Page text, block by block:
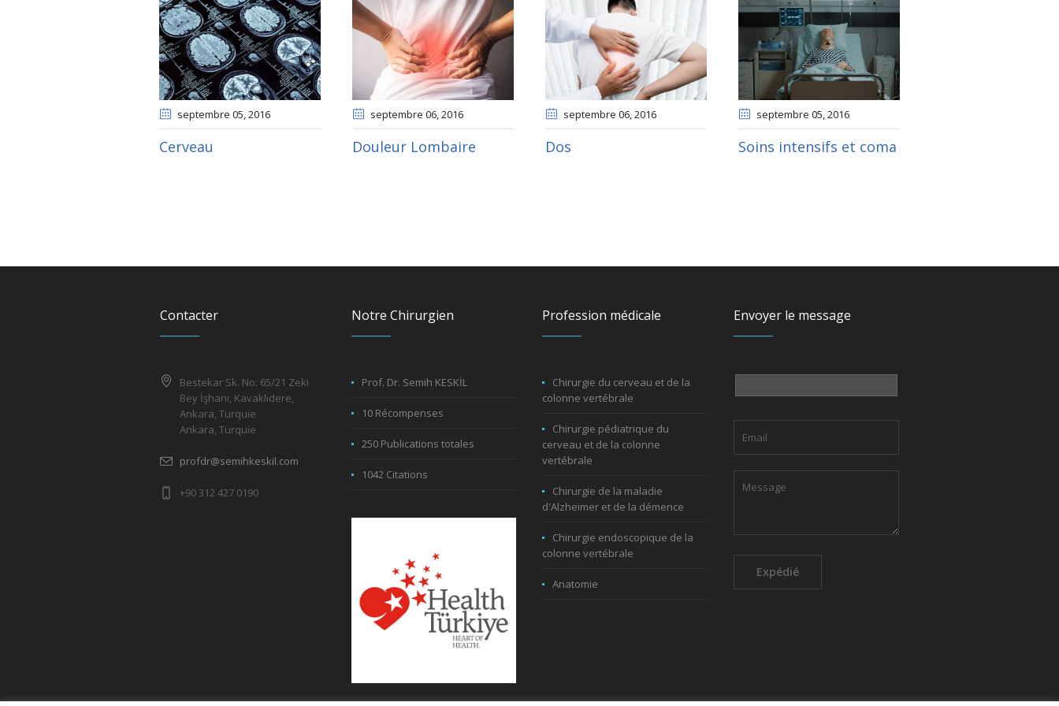
septembre 05, 2016
Cerveau
septembre 06, 2016
Douleur Lombaire
septembre 06, 2016
Dos
septembre 05, 2016
Soins intensifs et coma
Contacter
Bestekar Sk. No: 65/21 Zeki
Bey İşhanı, Kavaklıdere,
Ankara, Turquie
Ankara, Turquie
profdr@semihkeskil.com
+90 312 427 0190
Notre Chirurgien
Prof. Dr. Semih KESKİL
10 Récompenses
250 Publications totales
1042 Citations
Profession médicale
Chirurgie du cerveau et de la
colonne vertébrale
Chirurgie pédiatrique du
cerveau et de la colonne
vertébrale
Chirurgie de la maladie
d'Alzheimer et de la démence
Chirurgie endoscopique de la
colonne vertébrale
Anatomie
Envoyer le message